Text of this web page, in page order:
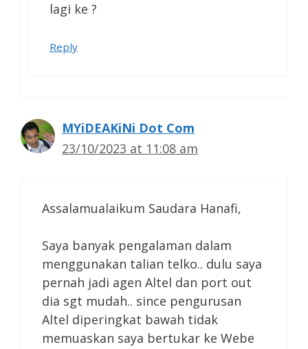
lagi ke ?
Reply
MYiDEAKiNi Dot Com
23/10/2023 at 11:08 am
Assalamualaikum Saudara Hanafi,
Saya banyak pengalaman dalam
menggunakan talian telko.. dulu saya
pernah jadi agen Altel dan port out
dia sgt mudah.. since pengurusan
Altel diperingkat bawah tidak
memuaskan saya bertukar ke Webe